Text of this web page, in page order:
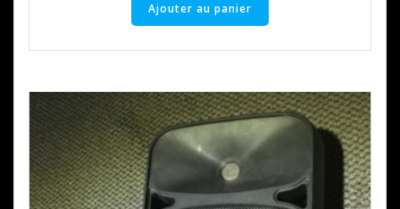
Ajouter au panier